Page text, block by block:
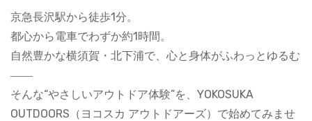
京急長沢駅から徒歩1分。
都心から電車でわずか約1時間。
自然豊かな横須賀・北下浦で、心と身体がふわっとゆるむ
――
そんな“やさしいアウトドア体験”を、YOKOSUKA
OUTDOORS（ヨコスカ アウトドアーズ）で始めてみませ